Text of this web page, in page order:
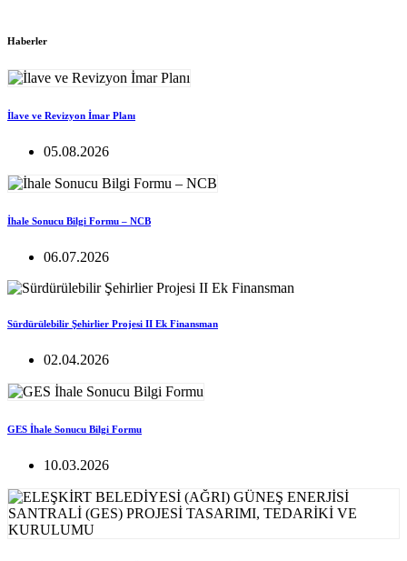
Haberler
İlave ve Revizyon İmar Planı
05.08.2026
İhale Sonucu Bilgi Formu – NCB
06.07.2026
Sürdürülebilir Şehirlier Projesi II Ek Finansman
02.04.2026
GES İhale Sonucu Bilgi Formu
10.03.2026